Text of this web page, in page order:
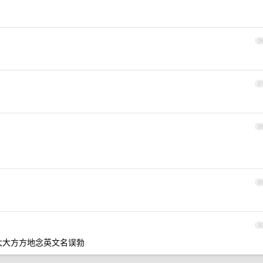
26
27
28
29
30
方方地念英文名误勃